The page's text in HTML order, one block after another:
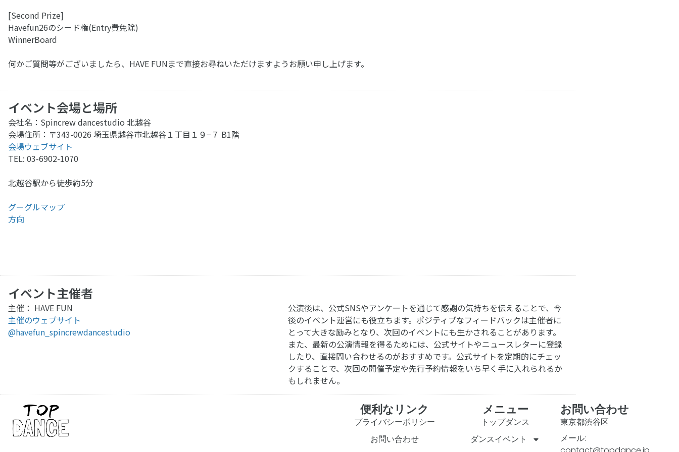
[Second Prize]
Havefun26のシード権(Entry費免除)
WinnerBoard
何かご質問等がございましたら、HAVE FUNまで直接お尋ねいただけますようお願い申し上げます。
イベント会場と場所
会社名：Spincrew dancestudio 北越谷
会場住所：〒343-0026 埼玉県越谷市北越谷１丁目１９−７ B1階
会場ウェブサイト
TEL: 03-6902-1070
北越谷駅から徒歩約5分
グーグルマップ
方向
イベント主催者
主催： HAVE FUN
主催のウェブサイト
@havefun_spincrewdancestudio
公演後は、公式SNSやアンケートを通じて感謝の気持ちを伝えることで、今
後のイベント運営にも役立ちます。ポジティブなフィードバックは主催者に
とって大きな励みとなり、次回のイベントにも生かされることがあります。
また、最新の公演情報を得るためには、公式サイトやニュースレターに登録
したり、直接問い合わせるのがおすすめです。公式サイトを定期的にチェッ
クすることで、次回の開催予定や先行予約情報をいち早く手に入れられるか
もしれません。
便利なリンク
プライバシーポリシー
お問い合わせ
メニュー
トップダンス
ダンスイベント
お問い合わせ
東京都渋谷区
メール: